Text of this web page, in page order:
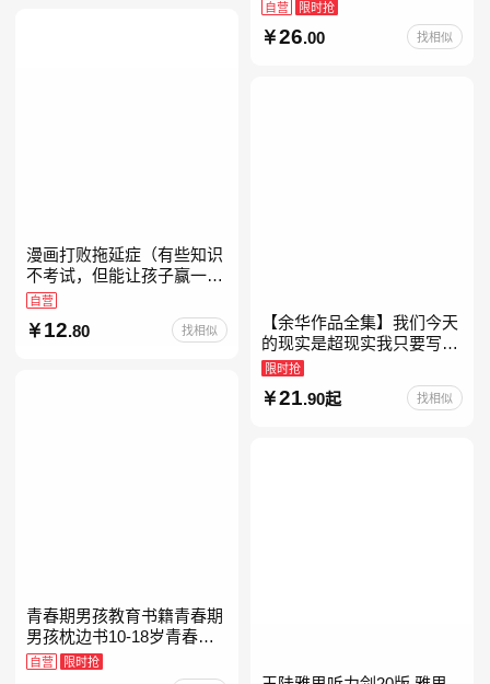
自营 限时抢
26.00 找相似
漫画打败拖延症（有些知识
不考试，但能让孩子赢一辈
子。减少压力、增强自信、
把握机遇、培养自律，结合
“小行动”触发大脑行动开
自营
12.80 找相似
【余华作品全集】我们今天
的现实是超现实我只要写作
就是回家卢克明的偷偷一笑
余华新书活着世界上的迷路
者余华写作课文学课山谷微
限时抢
21 .90起 找相似
青春期男孩教育书籍青春期
男孩枕边书10-18岁青春期
男孩成长手册男生叛逆期非
暴力家庭教育父母心理学性
自营 限时抢